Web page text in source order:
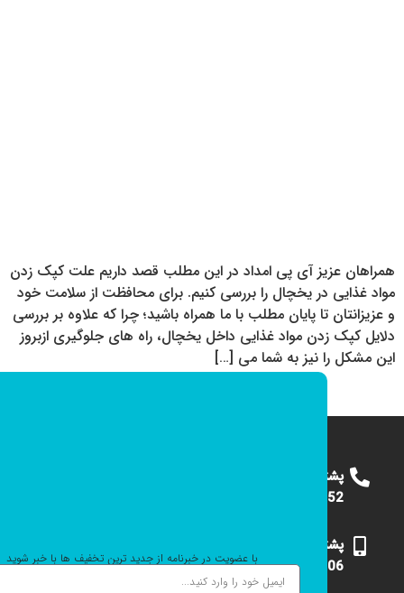
همراهان عزیز آی پی امداد در این مطلب قصد داریم علت کپک زدن
مواد غذایی در یخچال را بررسی کنیم. برای محافظت از سلامت خود
و عزیزانتان تا پایان مطلب با ما همراه باشید؛ چرا که علاوه بر بررسی
دلایل کپک زدن مواد غذایی داخل یخچال، راه های جلوگیری ازبروز
این مشکل را نیز به شما می […]
پشتیبانی
09124375652
پشتیبانی
09101531006با عضویت در خبرنامه از جدید ترین تخفیف ها با خبر شوید